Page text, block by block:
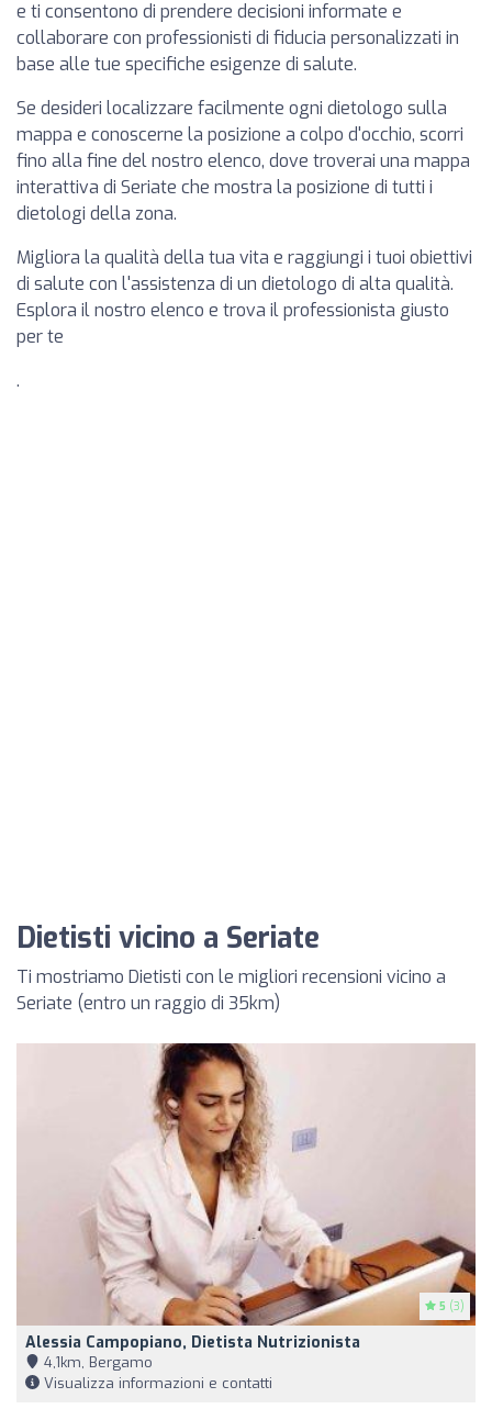
e ti consentono di prendere decisioni informate e
collaborare con professionisti di fiducia personalizzati in
base alle tue specifiche esigenze di salute.
Se desideri localizzare facilmente ogni dietologo sulla
mappa e conoscerne la posizione a colpo d'occhio, scorri
fino alla fine del nostro elenco, dove troverai una mappa
interattiva di Seriate che mostra la posizione di tutti i
dietologi della zona.
Migliora la qualità della tua vita e raggiungi i tuoi obiettivi
di salute con l'assistenza di un dietologo di alta qualità.
Esplora il nostro elenco e trova il professionista giusto
per te
.
Dietisti vicino a Seriate
Ti mostriamo Dietisti con le migliori recensioni vicino a
Seriate (entro un raggio di 35km)
5 (3)
Alessia Campopiano, Dietista Nutrizionista
4,1km, Bergamo
Visualizza informazioni e contatti